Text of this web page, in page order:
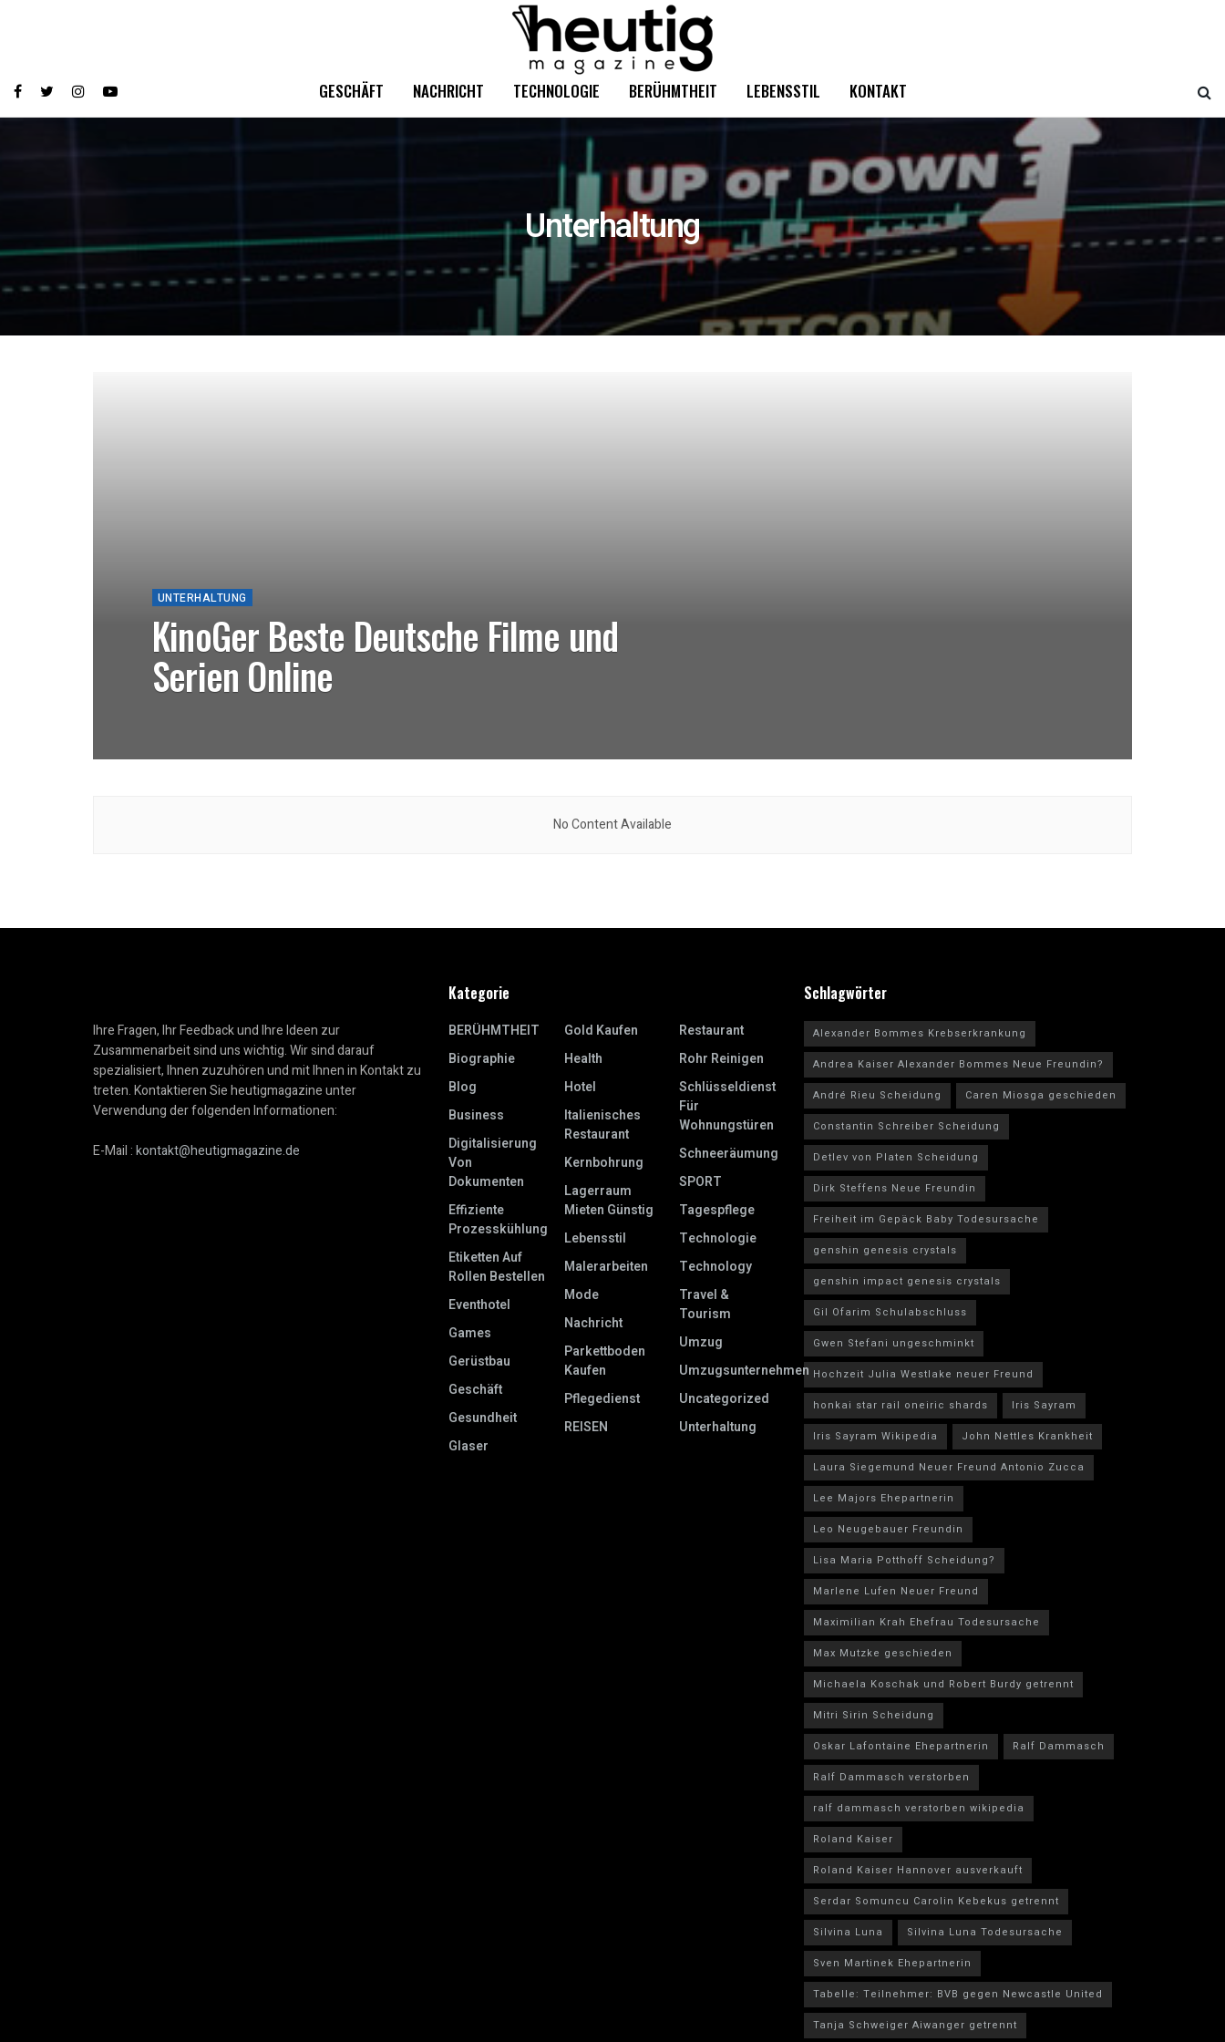
GESCHÄFT NACHRICHT TECHNOLOGIE BERÜHMTHEIT LEBENSSTIL KONTAKT
Unterhaltung
UNTERHALTUNG
KinoGer Beste Deutsche Filme und
Serien Online
No Content Available
Ihre Fragen, Ihr Feedback und Ihre Ideen zur
Zusammenarbeit sind uns wichtig. Wir sind darauf
spezialisiert, Ihnen zuzuhören und mit Ihnen in Kontakt zu
treten. Kontaktieren Sie heutigmagazine unter
Verwendung der folgenden Informationen:
E-Mail :kontakt@heutigmagazine.de
Kategorie
BERÜHMTHEIT
Biographie
Blog
Business
Digitalisierung
Von
Dokumenten
Effiziente
Prozesskühlung
Etiketten Auf
Rollen Bestellen
Eventhotel
Games
Gerüstbau
Geschäft
Gesundheit
Glaser
Gold Kaufen
Health
Hotel
Italienisches
Restaurant
Kernbohrung
Lagerraum
Mieten Günstig
Lebensstil
Malerarbeiten
Mode
Nachricht
Parkettboden
Kaufen
Pflegedienst
REISEN
Restaurant
Rohr Reinigen
Schlüsseldienst
Für
Wohnungstüren
Schneeräumung
SPORT
Tagespflege
Technologie
Technology
Travel &
Tourism
Umzug
Umzugsunternehmen
Uncategorized
Unterhaltung
Schlagwörter
Alexander Bommes Krebserkrankung
Andrea Kaiser Alexander Bommes Neue Freundin?
André Rieu Scheidung
Caren Miosga geschieden
Constantin Schreiber Scheidung
Detlev von Platen Scheidung
Dirk Steffens Neue Freundin
Freiheit im Gepäck Baby Todesursache
genshin genesis crystals
genshin impact genesis crystals
Gil Ofarim Schulabschluss
Gwen Stefani ungeschminkt
Hochzeit Julia Westlake neuer Freund
honkai star rail oneiric shards
Iris Sayram
Iris Sayram Wikipedia
John Nettles Krankheit
Laura Siegemund Neuer Freund Antonio Zucca
Lee Majors Ehepartnerin
Leo Neugebauer Freundin
Lisa Maria Potthoff Scheidung?
Marlene Lufen Neuer Freund
Maximilian Krah Ehefrau Todesursache
Max Mutzke geschieden
Michaela Koschak und Robert Burdy getrennt
Mitri Sirin Scheidung
Oskar Lafontaine Ehepartnerin
Ralf Dammasch
Ralf Dammasch verstorben
ralf dammasch verstorben wikipedia
Roland Kaiser
Roland Kaiser Hannover ausverkauft
Serdar Somuncu Carolin Kebekus getrennt
Silvina Luna
Silvina Luna Todesursache
Sven Martinek Ehepartnerin
Tabelle: Teilnehmer: BVB gegen Newcastle United
Tanja Schweiger Aiwanger getrennt